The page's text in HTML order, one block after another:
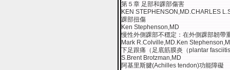
第５章 足部和踝部傷害
KEN STEPHENSON,MD.CHARLES
踝部扭傷
Ken Stephenson,MD
慢性外側踝部不穩定：在外側踝部韌帶
Mark R.Colville,MD.Ken
下足跟痛（足底筋膜炎（plantar
S.Brent Brotzman,MD
阿基里斯腱(Achilles tendon)功能障礙